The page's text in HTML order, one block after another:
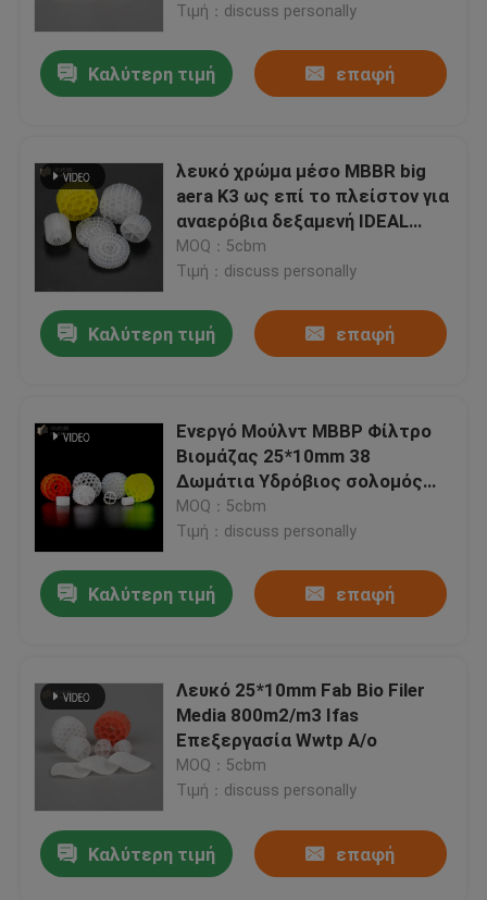
Τιμή：discuss personally
Καλύτερη τιμή επαφή
λευκό χρώμα μέσο MBBR big
aera K3 ως επί το πλείστον για
αναερόβια δεξαμενή IDEAL
mbbr φορέα COD απομάκρυνση
BOD
MOQ：5cbm
Τιμή：discuss personally
Καλύτερη τιμή επαφή
Ενεργό Μούλντ ΜΒΒΡ Φίλτρο
Βιομάζας 25*10mm 38
Δωμάτια Υδρόβιος σολομός
Χερσαία Υδατοκαλλιέργεια
Αερομεταφορέας
MOQ：5cbm
Τιμή：discuss personally
Καλύτερη τιμή επαφή
Λευκό 25*10mm Fab Bio Filer
Media 800m2/m3 Ifas
Επεξεργασία Wwtp A/o
MOQ：5cbm
Τιμή：discuss personally
Καλύτερη τιμή επαφή